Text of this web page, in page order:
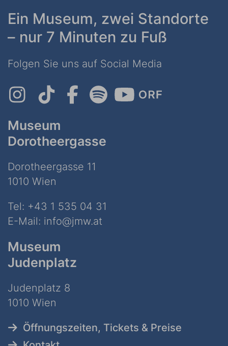
Ein Museum, zwei Standorte
– nur 7 Minuten zu Fuß
Folgen Sie uns auf Social Media
Museum
Dorotheergasse
Dorotheergasse 11
1010 Wien
Tel: +43 1 535 04 31
E-Mail: info@jmw.at
Museum
Judenplatz
Judenplatz 8
1010 Wien
Öffnungszeiten, Tickets & Preise